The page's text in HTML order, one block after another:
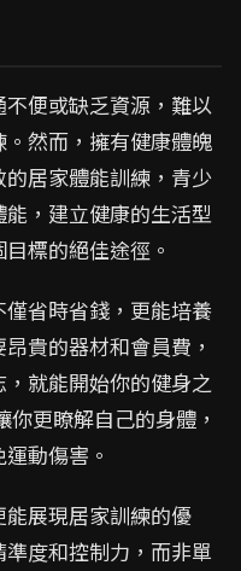
便或缺乏資源，難以
然而，擁有健康體魄
居家體能訓練，青少
，建立健康的生活型
標的絕佳途徑。
省時省錢，更能培養
貴的器材和會員費，
就能開始你的健身之
更瞭解自己的身體，
動傷害。
能展現居家訓練的優
度和控制力，而非單